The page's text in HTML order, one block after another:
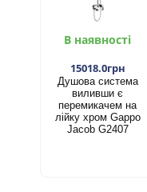
В наявності
15018.0грн
Душова система
виливши є
перемикачем на
лійку хром Gappo
Jacob G2407